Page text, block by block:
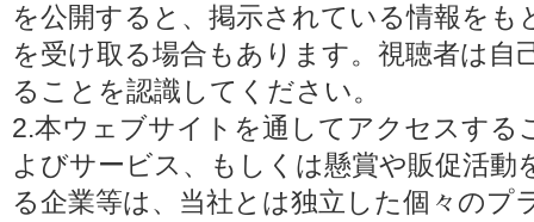
を公開すると、掲示されている情報を
を受け取る場合もあります。視聴者は自
ることを認識してください。
2.本ウェブサイトを通してアクセスする
よびサービス、もしくは懸賞や販促活動
る企業等は、当社とは独立した個々のプ